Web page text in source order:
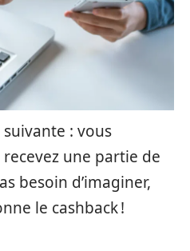
: vous
une partie de
besoin d’imaginer,
le cashback !